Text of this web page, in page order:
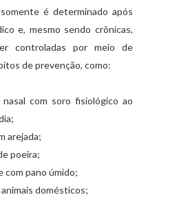
é determinado após
e, mesmo sendo crônicas,
controladas por meio de
de prevenção, como:
nasal com soro fisiológico ao
arejada;
poeira;
com pano úmido;
domésticos;